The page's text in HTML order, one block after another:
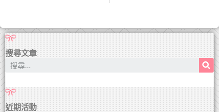
搜尋文章
近期活動